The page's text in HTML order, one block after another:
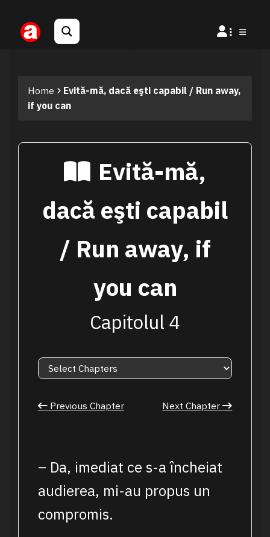
Home
Evită-mă, dacă eşti capabil / Run away,
if you can
Evită-mă,
dacă eşti capabil
/ Run away, if
you can
Capitolul 4
Previous Chapter Next Chapter
– Da, imediat ce s-a încheiat
audierea, mi-au propus un
compromis.